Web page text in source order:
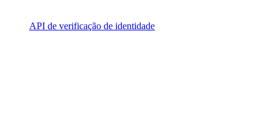
API de verificação de identidade